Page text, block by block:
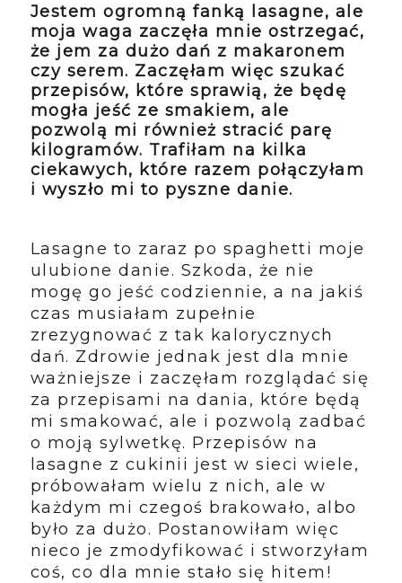
Jestem ogromną fanką lasagne, ale
moja waga zaczęła mnie ostrzegać,
że jem za dużo dań z makaronem
czy serem. Zaczęłam więc szukać
przepisów, które sprawią, że będę
mogła jeść ze smakiem, ale
pozwolą mi również stracić parę
kilogramów. Trafiłam na kilka
ciekawych, które razem połączyłam
i wyszło mi to pyszne danie.
Lasagne to zaraz po spaghetti moje
ulubione danie. Szkoda, że nie
mogę go jeść codziennie, a na jakiś
czas musiałam zupełnie
zrezygnować z tak kalorycznych
dań. Zdrowie jednak jest dla mnie
ważniejsze i zaczęłam rozglądać się
za przepisami na dania, które będą
mi smakować, ale i pozwolą zadbać
o moją sylwetkę. Przepisów na
lasagne z cukinii jest w sieci wiele,
próbowałam wielu z nich, ale w
każdym mi czegoś brakowało, albo
było za dużo. Postanowiłam więc
nieco je zmodyfikować i stworzyłam
coś, co dla mnie stało się hitem!